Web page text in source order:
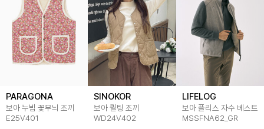
PARAGONA
보아 누빔 꽃무늬 조끼
E25V401
SINOKOR
보아 퀄팅 조끼
WD24V402
LIFELOG
보아 플리스 자수 베스트
MSSFNA62_GR